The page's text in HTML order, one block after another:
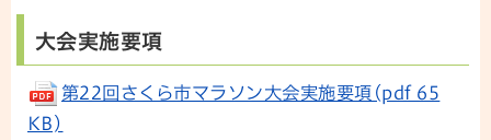
大会実施要項
第22回さくら市マラソン大会実施要項(pdf 65
KB)